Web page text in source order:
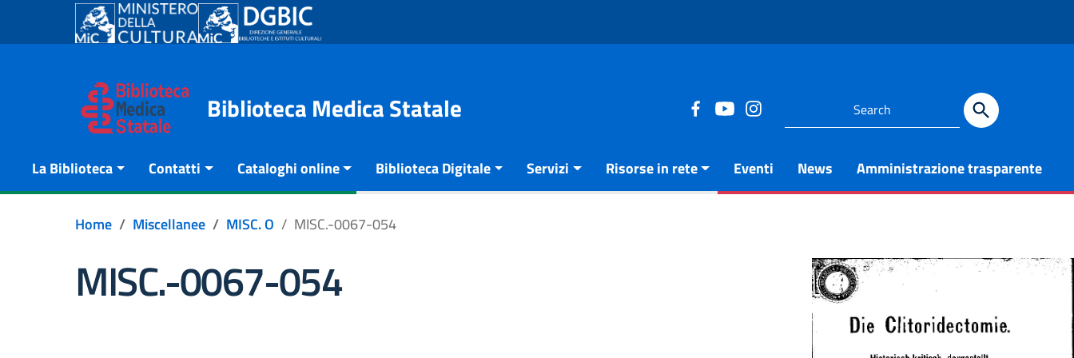
Go to content
Go to the navigation menu
Biblioteca Medica Statale
La Biblioteca Contatti Cataloghi online Biblioteca Digitale Servizi Risorse in rete Eventi News Amministrazione trasparente
Home Miscellanee MISC. O MISC.-0067-054
MISC.-0067-054